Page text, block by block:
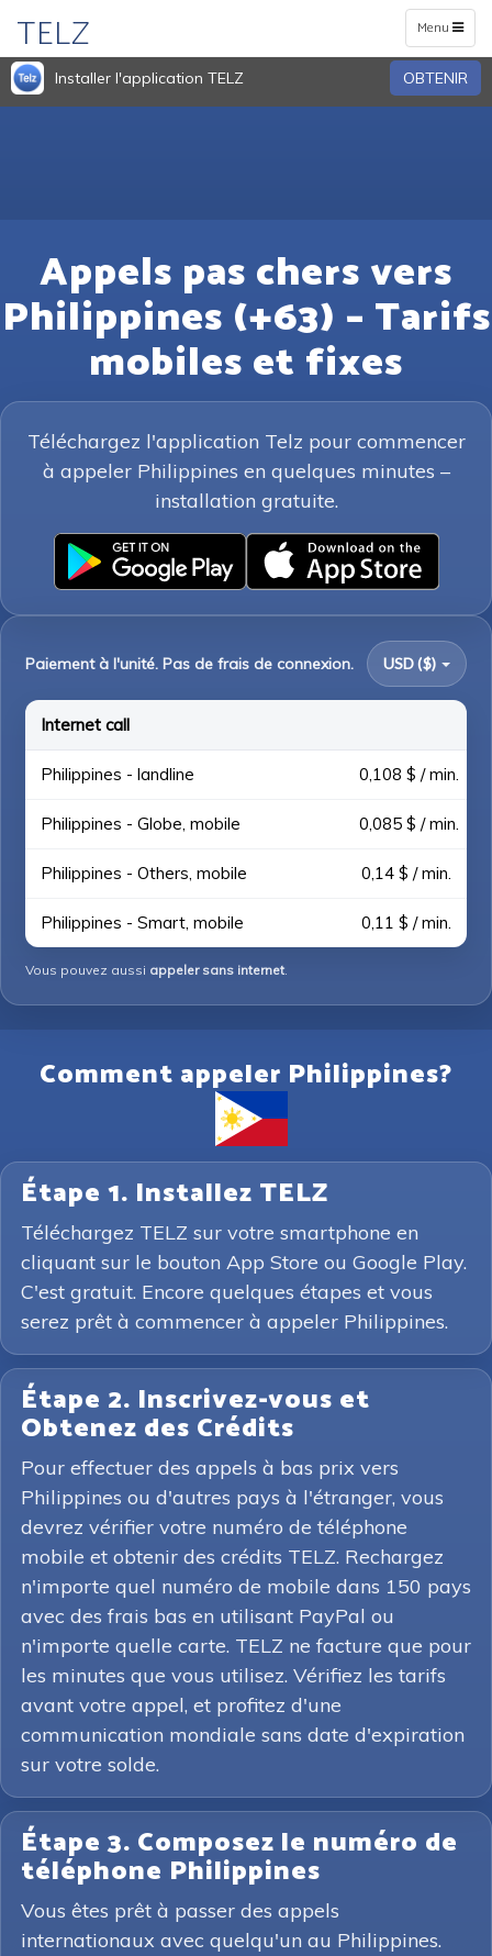
Toggle
navigation
Menu
TELZ
Installer l'application TELZ OBTENIR
Appels pas chers vers
Philippines (+63) – Tarifs
mobiles et fixes
Téléchargez l'application Telz pour commencer
à appeler Philippines en quelques minutes –
installation gratuite.
Paiement à l'unité. Pas de frais de connexion. USD ($)
Internet call
Philippines - landline 0,108 $ / min.
Philippines - Globe, mobile 0,085 $ / min.
Philippines - Others, mobile 0,14 $ / min.
Philippines - Smart, mobile 0,11 $ / min.
Vous pouvez aussi appeler sans internet.
Comment appeler Philippines?
Étape 1. Installez TELZ
Téléchargez TELZ sur votre smartphone en
cliquant sur le bouton App Store ou Google Play.
C'est gratuit. Encore quelques étapes et vous
serez prêt à commencer à appeler Philippines.
Étape 2. Inscrivez-vous et
Obtenez des Crédits
Pour effectuer des appels à bas prix vers
Philippines ou d'autres pays à l'étranger, vous
devrez vérifier votre numéro de téléphone
mobile et obtenir des crédits TELZ. Rechargez
n'importe quel numéro de mobile dans 150 pays
avec des frais bas en utilisant PayPal ou
n'importe quelle carte. TELZ ne facture que pour
les minutes que vous utilisez. Vérifiez les tarifs
avant votre appel, et profitez d'une
communication mondiale sans date d'expiration
sur votre solde.
Étape 3. Composez le numéro de
téléphone Philippines
Vous êtes prêt à passer des appels
internationaux avec quelqu'un au Philippines.